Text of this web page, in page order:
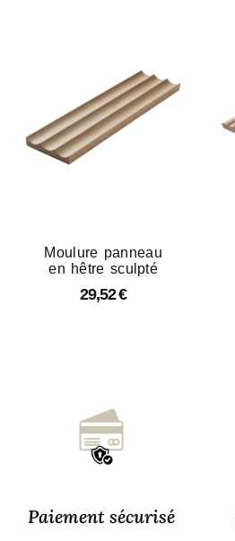
Moulure panneau
en hêtre sculpté
29,52€
Paiement sécurisé